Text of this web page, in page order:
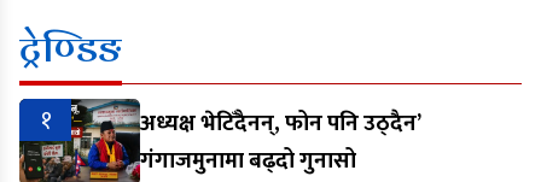
ट्रेण्डिङ
१
अध्यक्ष भेटिँदैनन्, फोन पनि उठ्दैन’
गंगाजमुनामा बढ्दो गुनासो